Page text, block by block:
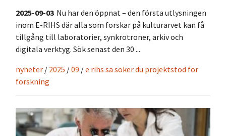
2025-09-03 Nu har den öppnat – den första utlysningen
inom E-RIHS där alla som forskar på kulturarvet kan få
tillgång till laboratorier, synkrotroner, arkiv och
digitala verktyg. Sök senast den 30 ...
nyheter / 2025 /09 /e rihs sa soker du projektstod for
forskning